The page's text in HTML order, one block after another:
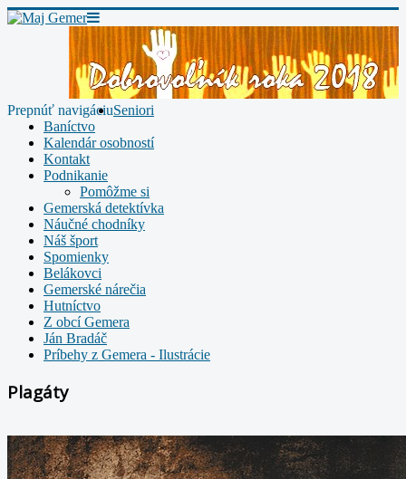
Prepnúť navigáciuSeniori
Baníctvo
Kalendár osobností
Kontakt
Podnikanie
Pomôžme si
Gemerská detektívka
Náučné chodníky
Náš šport
Spomienky
Belákovci
Gemerské nárečia
Hutníctvo
Z obcí Gemera
Ján Bradáč
Príbehy z Gemera - Ilustrácie
Plagáty